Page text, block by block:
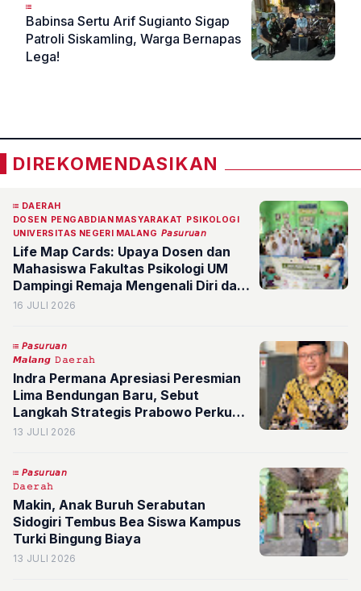
Babinsa Sertu Arif Sugianto Sigap
Patroli Siskamling, Warga Bernapas
Lega!
DIREKOMENDASIKAN
DAERAH
DOSEN PENGABDIAN MASYARAKAT PSIKOLOGI
UNIVERSITAS NEGERI MALANG 𝘗𝘢𝘴𝘶𝘳𝘶𝘢𝘯
Life Map Cards: Upaya Dosen dan
Mahasiswa Fakultas Psikologi UM
Dampingi Remaja Mengenali Diri dan
Merancang Masa Depan
16 JULI 2026
𝘗𝘢𝘴𝘶𝘳𝘶𝘢𝘯
𝙈𝙖𝙡𝙖𝙣𝙜 𝙳𝚊𝚎𝚛𝚊𝚑
Indra Permana Apresiasi Peresmian
Lima Bendungan Baru, Sebut
Langkah Strategis Prabowo Perkuat
Ketahanan Pangan Nasional
13 JULI 2026
𝘗𝘢𝘴𝘶𝘳𝘶𝘢𝘯
𝙳𝚊𝚎𝚛𝚊𝚑
Makin, Anak Buruh Serabutan
Sidogiri Tembus Bea Siswa Kampus
Turki Bingung Biaya
13 JULI 2026